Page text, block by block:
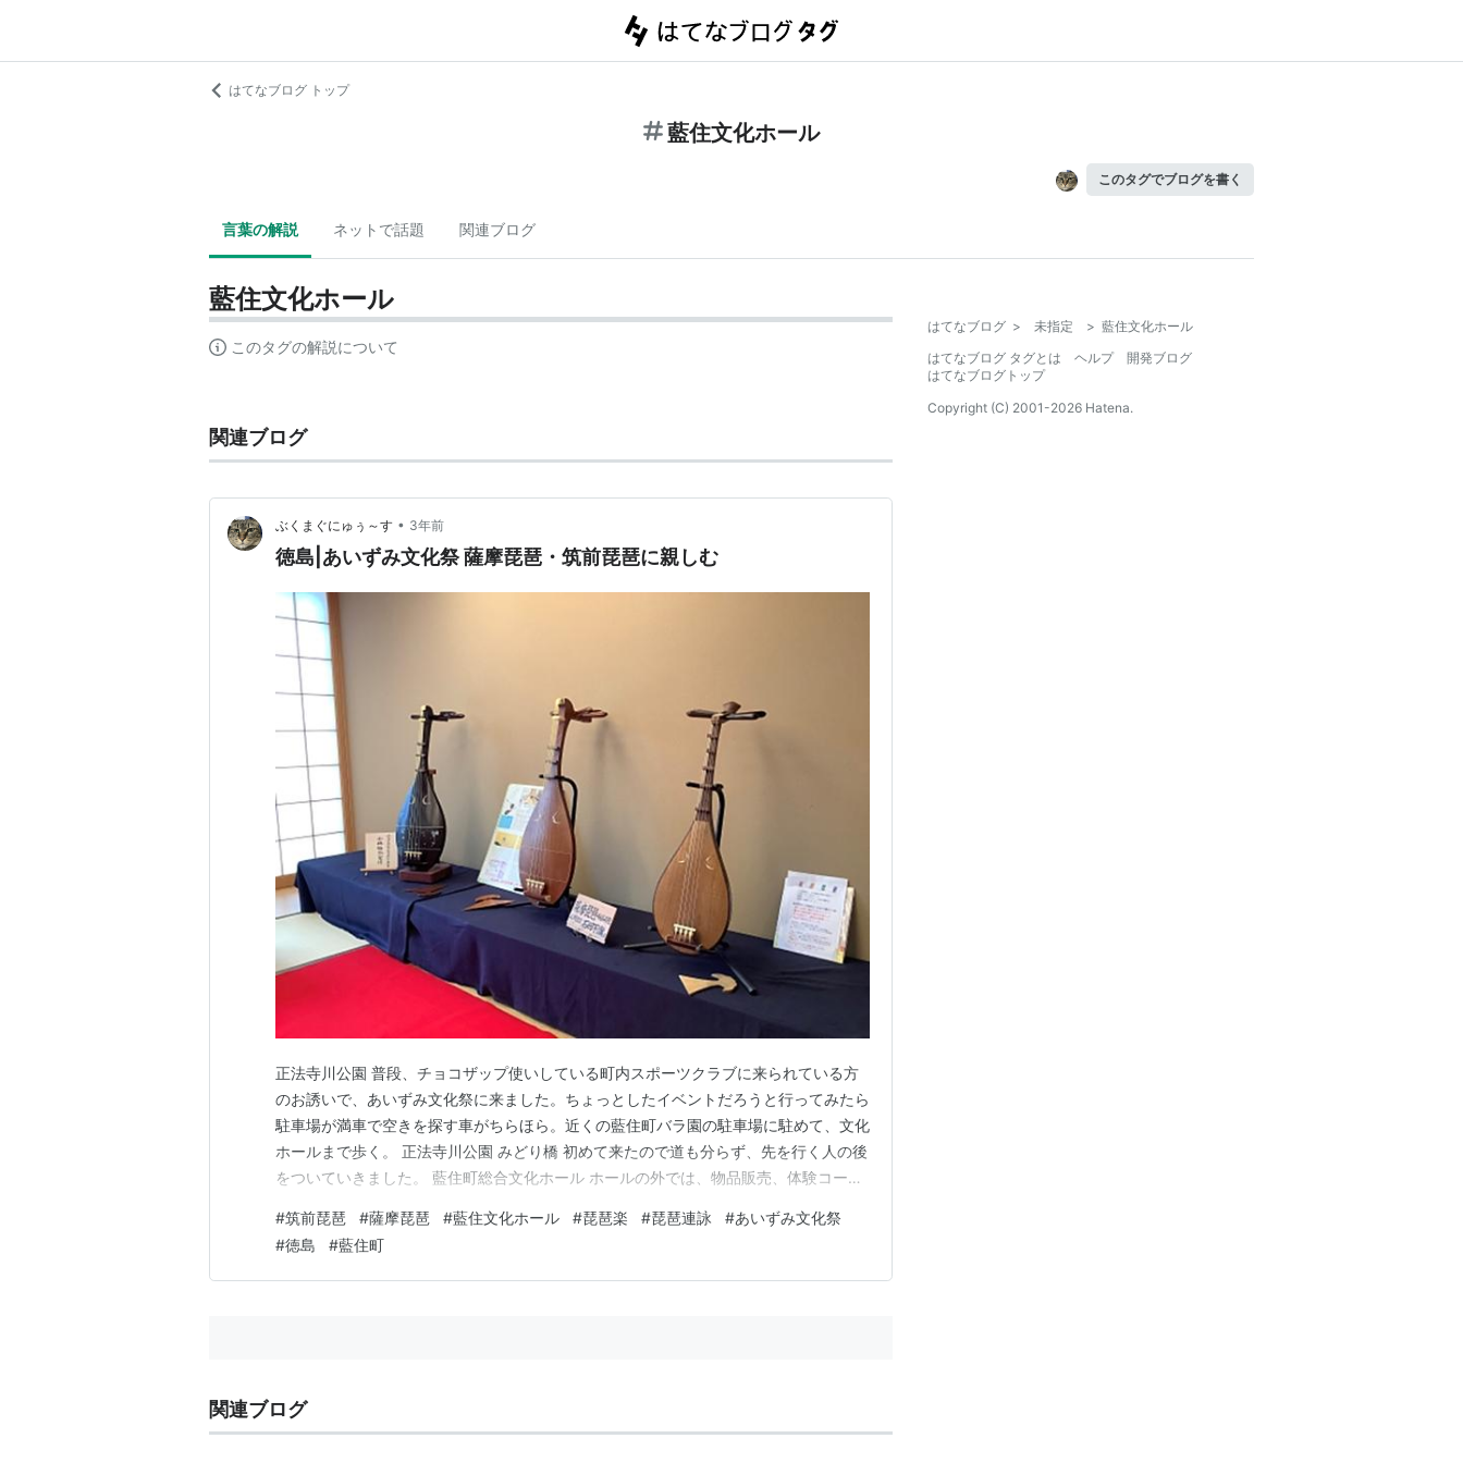
はてなブログ トップ
藍住文化ホール
このタグでブログを書く
言葉の解説 ネットで話題 関連ブログ
藍住文化ホール
このタグの解説について
関連ブログ
ぶくまぐにゅぅ～す • 3年前
徳島|あいずみ文化祭 薩摩琵琶・筑前琵琶に親しむ
正法寺川公園 普段、チョコザップ使いしている町内スポーツクラブに来られている方
のお誘いで、あいずみ文化祭に来ました。ちょっとしたイベントだろうと行ってみたら
駐車場が満車で空きを探す車がちらほら。近くの藍住町バラ園の駐車場に駐めて、文化
ホールまで歩く。 正法寺川公園 みどり橋 初めて来たので道も分らず、先を行く人の後
をついていきました。 藍住町総合文化ホール ホールの外では、物品販売、体験コーナ
など。頂いたプログラムに「藍住町芸能人クラブ」というのがあり、施設慰問やイベン
トにボランティア活動されているとか。 藍住町総…
#筑前琵琶 #薩摩琵琶 #藍住文化ホール #琵琶楽 #琵琶連詠 #あいずみ文化祭
#徳島 #藍住町
関連ブログ
はてなブログ > 未指定 > 藍住文化ホール
はてなブログ タグとは
ヘルプ
開発ブログ
はてなブログトップ
Copyright (C) 2001-2026 Hatena.